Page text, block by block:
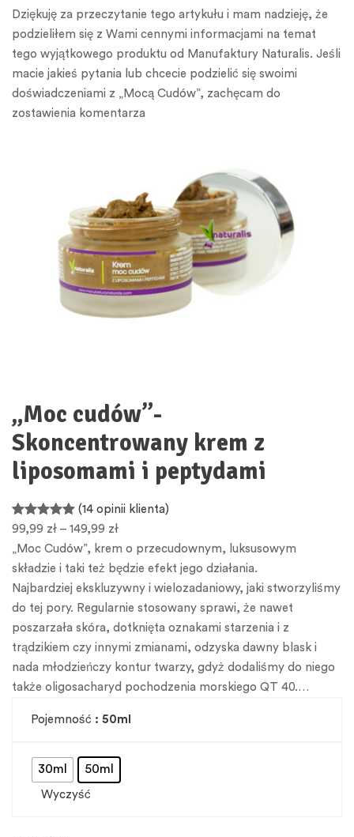
Dziękuję za przeczytanie tego artykułu i mam nadzieję, że
podzieliłem się z Wami cennymi informacjami na temat
tego wyjątkowego produktu od Manufaktury Naturalis. Jeśli
macie jakieś pytania lub chcecie podzielić się swoimi
doświadczeniami z „Mocą Cudów”, zachęcam do
zostawienia komentarza
„Moc cudów”-
Skoncentrowany krem z
liposomami i peptydami
Oceniony
5.00na 5 na
podstawie
14
ocen
klientów
(14 opinii klienta)
99,99 zł – 149,99 zł
„Moc Cudów”, krem o przecudownym, luksusowym
składzie i taki też będzie efekt jego działania.
Najbardziej ekskluzywny i wielozadaniowy, jaki stworzyliśmy
do tej pory. Regularnie stosowany sprawi, że nawet
poszarzała skóra, dotknięta oznakami starzenia i z
trądzikiem czy innymi zmianami, odzyska dawny blask i
nada młodzieńczy kontur twarzy, gdyż dodaliśmy do niego
także oligosacharyd pochodzenia morskiego QT 40.…
Pojemność : 50ml
30ml 50ml
Wyczyść